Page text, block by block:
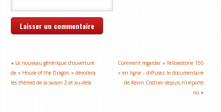
« Le nouveau générique d'ouverture
de « House of the Dragon » dévoilera
les thèmes de la saison 2 et au-delà
Comment regarder « Yellowstone 150
» en ligne – diffusez le documentaire
de Kevin Costner depuis n'importe
où »